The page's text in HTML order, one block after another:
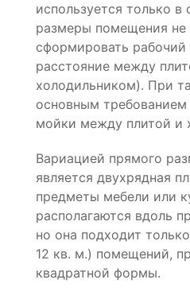
используется только
размеры помещения не
сформировать рабочий
расстояние между
холодильником). При
основным
мойки между плитой и
Вариацией прямого
является двухрядная
предметы мебели или
располагаются вдоль
но она подходит
12 кв. м.) помещений,
квадратной формы.